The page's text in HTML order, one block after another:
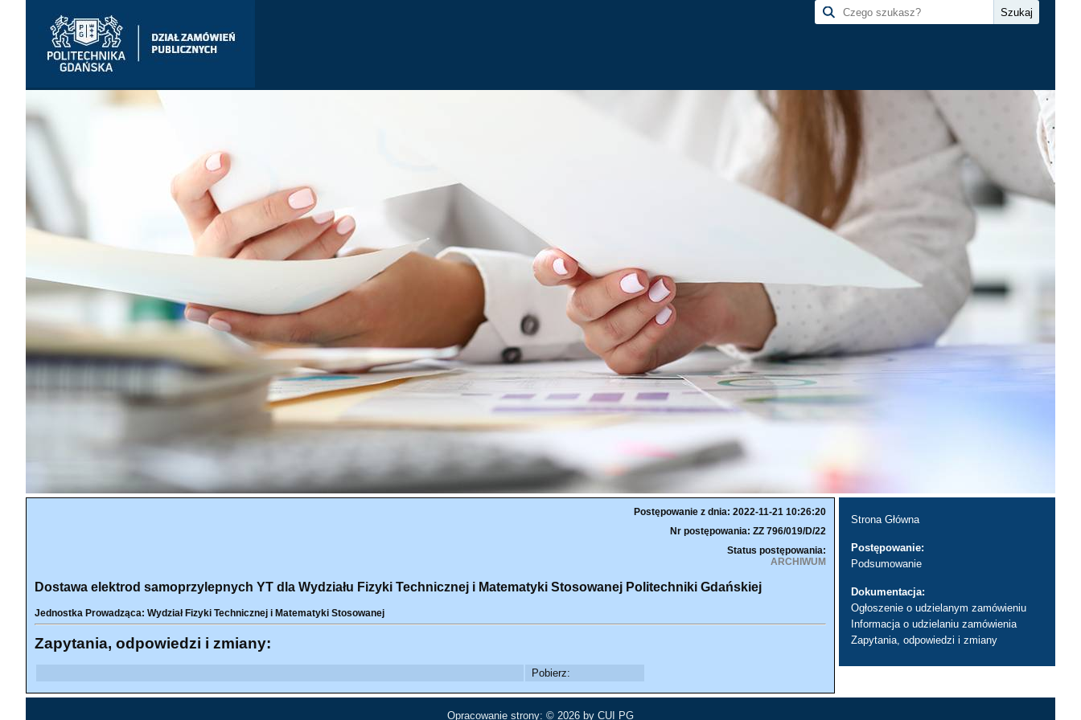
Postępowanie z dnia: 2022-11-21 10:26:20
Nr postępowania: ZZ 796/019/D/22
Status postępowania:
ARCHIWUM
Dostawa elektrod samoprzylepnych YT dla Wydziału Fizyki Technicznej i Matematyki Stosowanej Politechniki Gdańskiej
Jednostka Prowadząca: Wydział Fizyki Technicznej i Matematyki Stosowanej
Zapytania, odpowiedzi i zmiany:
Pobierz:
Strona Główna
Postępowanie:
Podsumowanie
Dokumentacja:
Ogłoszenie o udzielanym zamówieniu
Informacja o udzielaniu zamówienia
Zapytania, odpowiedzi i zmiany
Opracowanie strony: © 2026 by CUI PG